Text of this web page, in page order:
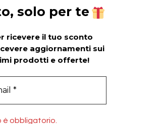
solo per te
ricevere il tuo sconto
aggiornamenti sui
prodotti e offerte!
obbligatorio.